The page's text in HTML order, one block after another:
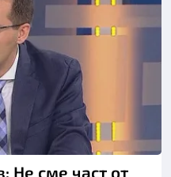
Не сме част от